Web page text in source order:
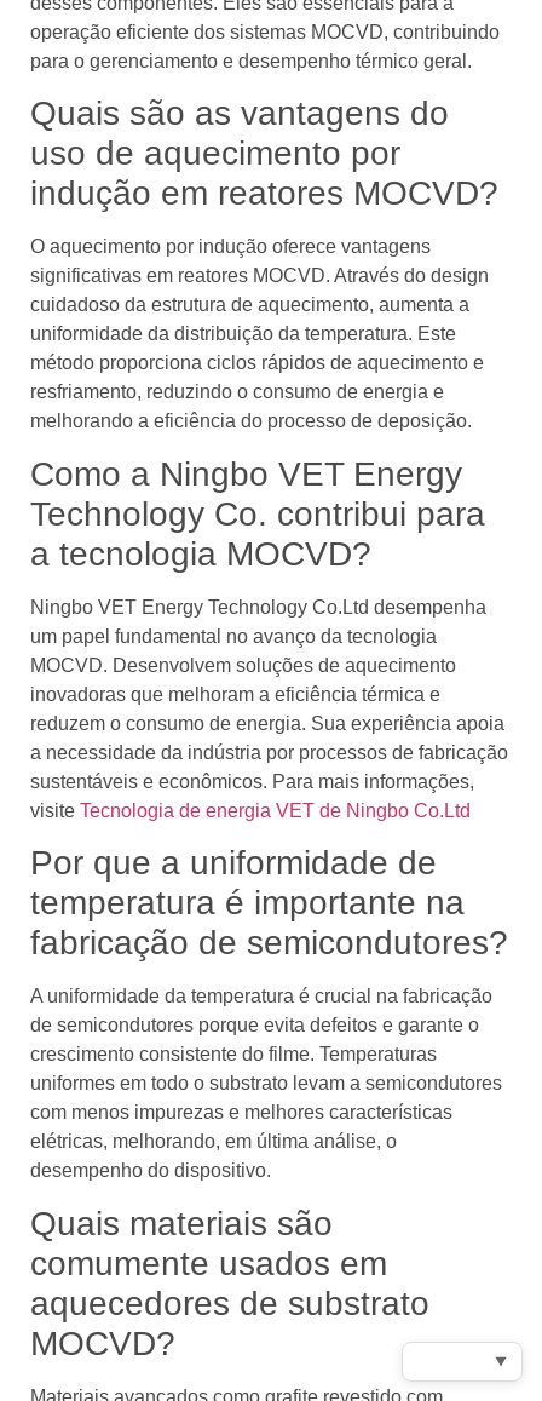
operação eficiente dos sistemas MOCVD, contribuindo
para o gerenciamento e desempenho térmico geral.
Quais são as vantagens do
uso de aquecimento por
indução em reatores MOCVD?
O aquecimento por indução oferece vantagens
significativas em reatores MOCVD. Através do design
cuidadoso da estrutura de aquecimento, aumenta a
uniformidade da distribuição da temperatura. Este
método proporciona ciclos rápidos de aquecimento e
resfriamento, reduzindo o consumo de energia e
melhorando a eficiência do processo de deposição.
Como a Ningbo VET Energy
Technology Co. contribui para
a tecnologia MOCVD?
Ningbo VET Energy Technology Co.Ltd desempenha
um papel fundamental no avanço da tecnologia
MOCVD. Desenvolvem soluções de aquecimento
inovadoras que melhoram a eficiência térmica e
reduzem o consumo de energia. Sua experiência apoia
a necessidade da indústria por processos de fabricação
sustentáveis ​​e econômicos. Para mais informações,
visite Tecnologia de energia VET de Ningbo Co.Ltd
Por que a uniformidade de
temperatura é importante na
fabricação de semicondutores?
A uniformidade da temperatura é crucial na fabricação
de semicondutores porque evita defeitos e garante o
crescimento consistente do filme. Temperaturas
uniformes em todo o substrato levam a semicondutores
com menos impurezas e melhores características
elétricas, melhorando, em última análise, o
desempenho do dispositivo.
Quais materiais são
comumente usados ​​em
aquecedores de substrato
MOCVD?
Materiais avançados como grafite revestido com
▼